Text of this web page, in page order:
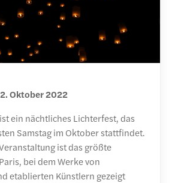
Oktober 2022
ein nächtliches Lichterfest, das
Samstag im Oktober stattfindet.
ist das größte
bei dem Werke von
etablierten Künstlern gezeigt